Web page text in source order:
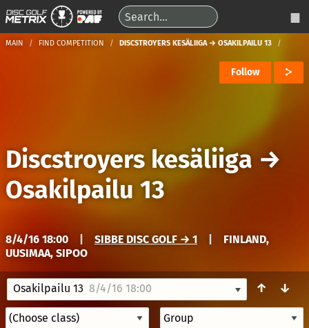
MAIN FIND COMPETITION DISCSTROYERS KESÄLIIGA → OSAKILPAILU 13
Follow
Discstroyers kesäliiga →
Osakilpailu 13
8/4/16 18:00 SIBBE DISC GOLF → 1
FINLAND,
UUSIMAA, SIPOO
Osakilpailu 13 8/4/16 18:00 ↑ ↓